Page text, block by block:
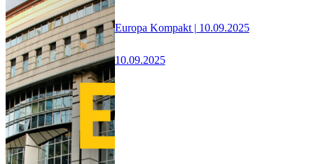
Europa Kompakt | 10.09.2025
10.09.2025